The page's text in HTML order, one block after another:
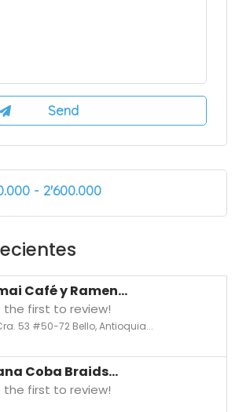
- 2'600.000
Café y Ramen...
the first to review!
53 #50-72 Bello, Antioquia...
Coba Braids...
the first to review!